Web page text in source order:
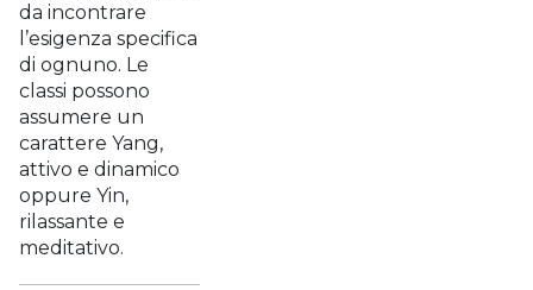
da incontrare
l’esigenza specifica
di ognuno. Le
classi possono
assumere un
carattere Yang,
attivo e dinamico
oppure Yin,
rilassante e
meditativo.